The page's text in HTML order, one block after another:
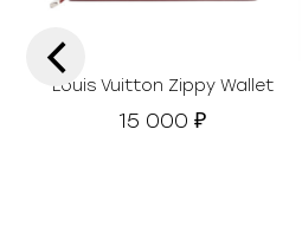
Louis Vuitton Zippy Wallet
15 000₽
‹